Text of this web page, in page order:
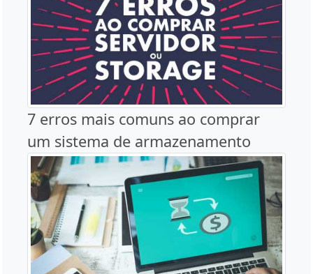
7 erros mais comuns ao comprar
um sistema de armazenamento